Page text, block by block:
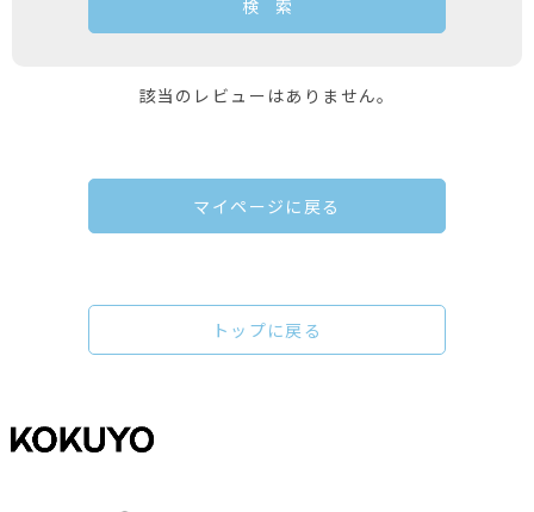
該当のレビューはありません。
マイページに戻る
トップに戻る